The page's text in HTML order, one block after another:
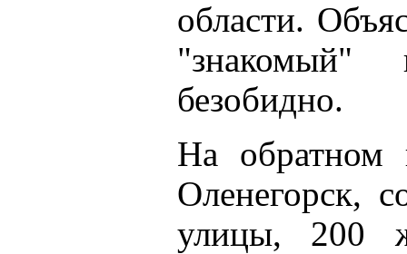
области.
"знакомый"
безобидно.
На обратном
Оленегорск,
улицы, 200